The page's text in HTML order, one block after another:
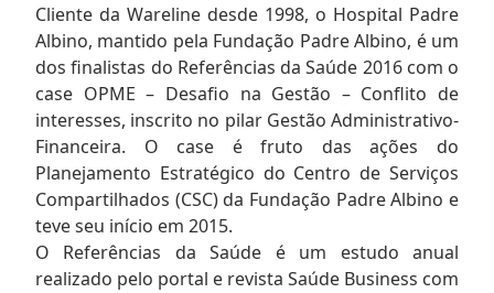
Cliente da Wareline desde 1998, o Hospital Padre
Albino, mantido pela Fundação Padre Albino, é um
dos finalistas do Referências da Saúde 2016 com o
case OPME – Desafio na Gestão – Conflito de
interesses, inscrito no pilar Gestão Administrativo-
Financeira. O case é fruto das ações do
Planejamento Estratégico do Centro de Serviços
Compartilhados (CSC) da Fundação Padre Albino e
teve seu início em 2015.
O Referências da Saúde é um estudo anual
realizado pelo portal e revista Saúde Business com